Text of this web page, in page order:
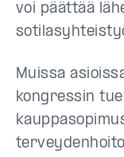
voi päättää
Muissa
kongressin